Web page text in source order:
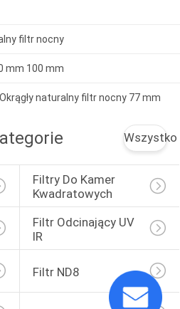
filtr nocny
mm 100 mm
naturalny filtr nocny 77 mm
Wszystko
Filtry Do Kamer
Kwadratowych
Filtr Odcinający UV
IR
Filtr ND8